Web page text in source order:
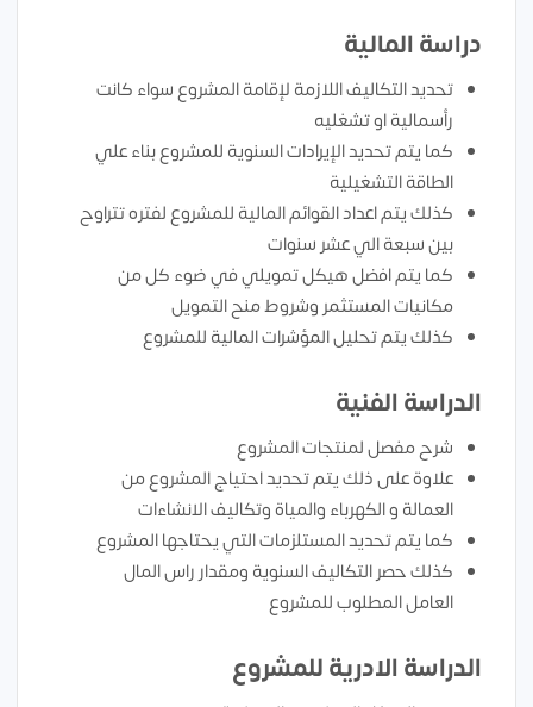
دراسة المالية
تحديد التكاليف اللازمة لإقامة المشروع سواء كانت
رأسمالية او تشغليه
كما يتم تحديد الإيرادات السنوية للمشروع بناء علي
الطاقة التشغيلية
كذلك يتم اعداد القوائم المالية للمشروع لفتره تتراوح
بين سبعة الي عشر سنوات
كما يتم افضل هيكل تمويلي في ضوء كل من
مكانيات المستثمر وشروط منح التمويل
كذلك يتم تحليل المؤشرات المالية للمشروع
الدراسة الفنية
شرح مفصل لمنتجات المشروع
علاوة على ذلك يتم تحديد احتياج المشروع من
العمالة و الكهرباء والمياة وتكاليف الانشاءات
كما يتم تحديد المستلزمات التي يحتاجها المشروع
كذلك حصر التكاليف السنوية ومقدار راس المال
العامل المطلوب للمشروع
الدراسة الادرية للمشروع